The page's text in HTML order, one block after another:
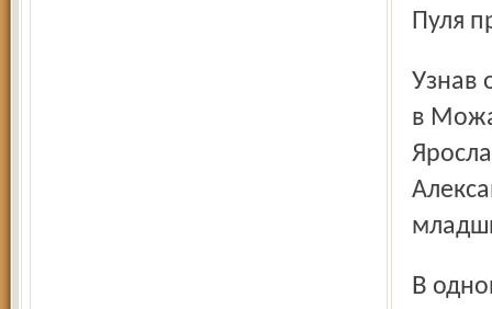
Пуля
Узнав о ранении, Алексей Тучков, собиравший ополчение
в
В одной из церквей Ярославля в Метрической книге